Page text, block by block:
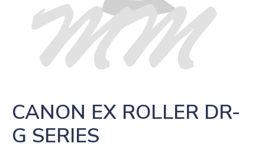
CANON EX ROLLER DR-
G SERIES